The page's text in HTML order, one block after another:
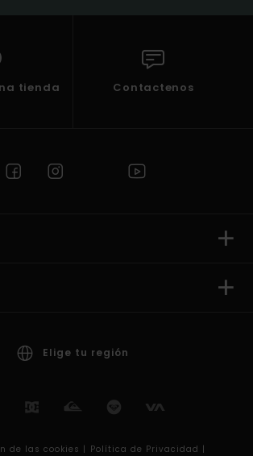
tienda Contactenos
Elige tu región
de las cookies | Política de Privacidad |